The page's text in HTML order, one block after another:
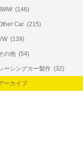
(146)
Car (215)
(139)
の他 (54)
ーシングカー製作 (32)
ーカイブ